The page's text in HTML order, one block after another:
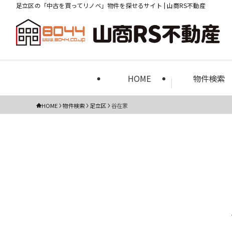
足立区の「中古を買ってリノベ」物件を探せるサイト | 山商RS不動産
HOME 物件検索
HOME 物件検索 足立区 谷在家